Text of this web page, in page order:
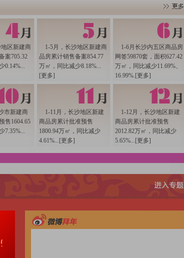
先生
长 赵智波先生
始之前，有请陈敦旭主任为我们大家分享一下这一年来我们长沙市
解读一下2011年长沙楼市每月成交走势？全年来看又呈现出怎样的波
迎各位专家、老师、营销界和策划界朋友们的到来。今天，我们举
年已经接近尾声，2012年即将到来，在这样一个年关时刻举办这样
平稳。从以下几个数据可以看出来。一是房地产的开发投资，今年
望、浏、宁包括在内，全市完成房地产投资817.15亿元，同比增长
一个比较健康的市场。二是新房供应与去年相比基本持平，前11个月
的数据来看，只减少了10.09%，全市的销售面积是1689.31万平方
本持平，减少的幅度不是很大。前11个月，全市二手房成交面积是
从这几个数据可以发现今年的市场和去年相比略微减少，整个市场是
区新建商
案705.32
0.14%...
1-5月，长沙地区新建商
品房累计销售备案854.77
万㎡，同比减少8.18%...
[更多]
1-6月长沙内五区商品房
网签59870套，面积627.42
万㎡，同比减少11.69%、
16.99%.[更多]
市新建商
售1604.65
7.35%...
1-11月，长沙地区新建
商品房累计批准预售
1800.94万㎡，同比减少
4.61%...[更多]
1-12月，长沙地区新建
商品房累计批准预售
2012.82万㎡，同比减少
5.65%...[更多]